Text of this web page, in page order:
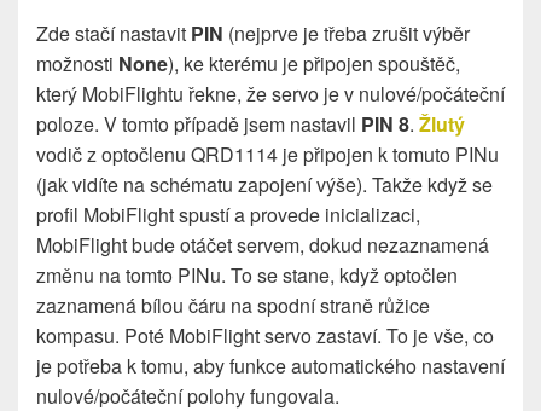
Zde stačí nastavit PIN (nejprve je třeba zrušit výběr
možnosti None), ke kterému je připojen spouštěč,
který MobiFlightu řekne, že servo je v nulové/počáteční
poloze. V tomto případě jsem nastavil PIN 8. Žlutý
vodič z optočlenu QRD1114 je připojen k tomuto PINu
(jak vidíte na schématu zapojení výše). Takže když se
profil MobiFlight spustí a provede inicializaci,
MobiFlight bude otáčet servem, dokud nezaznamená
změnu na tomto PINu. To se stane, když optočlen
zaznamená bílou čáru na spodní straně růžice
kompasu. Poté MobiFlight servo zastaví. To je vše, co
je potřeba k tomu, aby funkce automatického nastavení
nulové/počáteční polohy fungovala.